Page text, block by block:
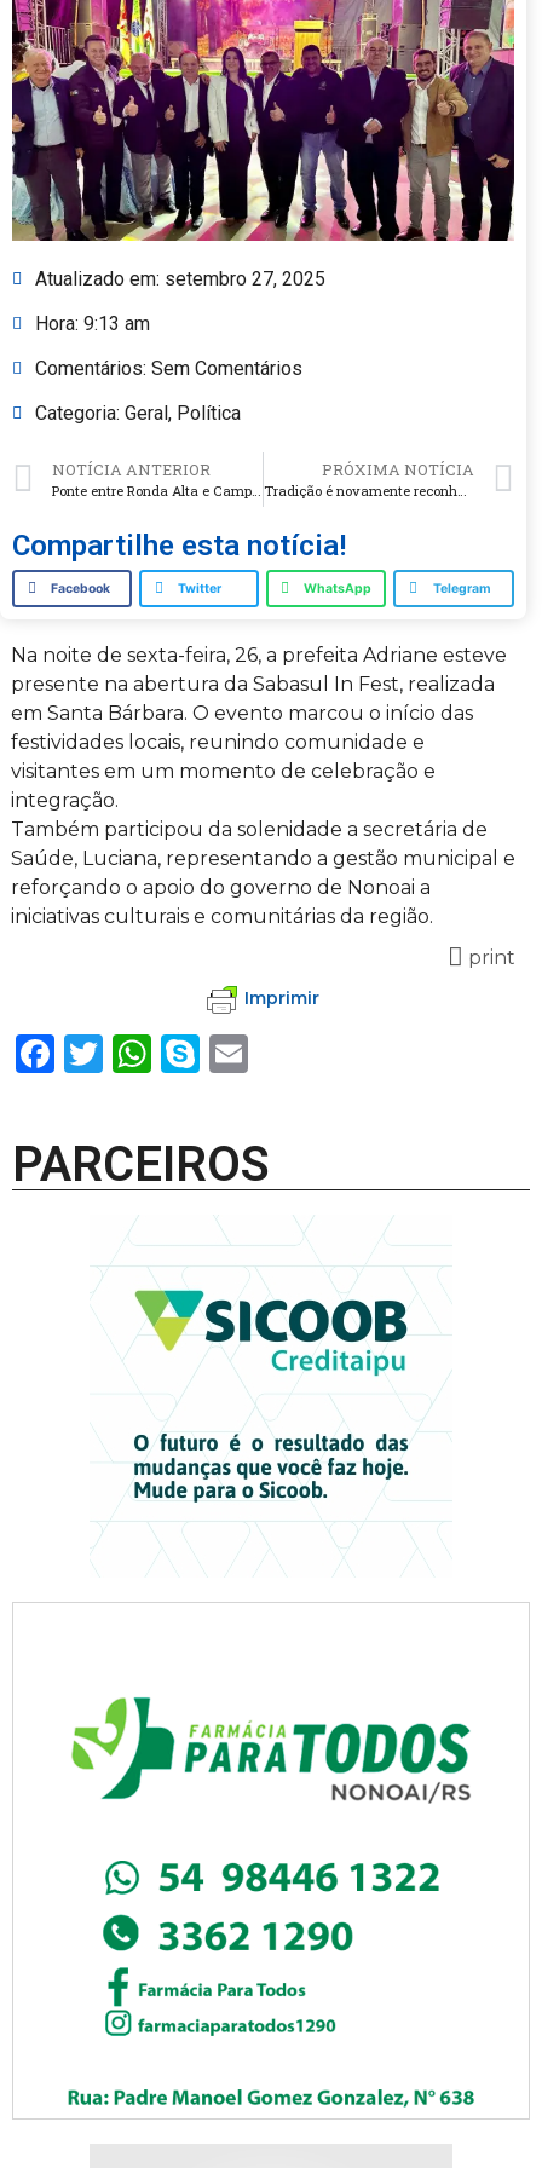
Atualizado em: setembro 27, 2025
Hora: 9:13 am
Comentários: Sem Comentários
Categoria: Geral, Política
NOTÍCIA ANTERIOR
Ponte entre Ronda Alta e Campinas do Sul entra na fase final de construção
PRÓXIMA NOTÍCIA
Tradição é novamente reconhecida entre as Melhores Empresas para Trabalhar pelo GPTW
Compartilhe esta notícia!
Facebook Twitter WhatsApp Telegram
Na noite de sexta-feira, 26, a prefeita Adriane esteve
presente na abertura da Sabasul In Fest, realizada
em Santa Bárbara. O evento marcou o início das
festividades locais, reunindo comunidade e
visitantes em um momento de celebração e
integração.
Também participou da solenidade a secretária de
Saúde, Luciana, representando a gestão municipal e
reforçando o apoio do governo de Nonoai a
iniciativas culturais e comunitárias da região.
print
Imprimir
Facebook
Twitter
WhatsApp
SkypeEmail
PARCEIROS